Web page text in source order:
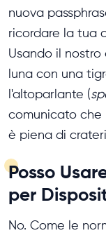
nuova
ricordare la tua
Usando il nostro
luna con una
l'altoparlante (
comunicato che
è piena di
Posso
per
No. Come le